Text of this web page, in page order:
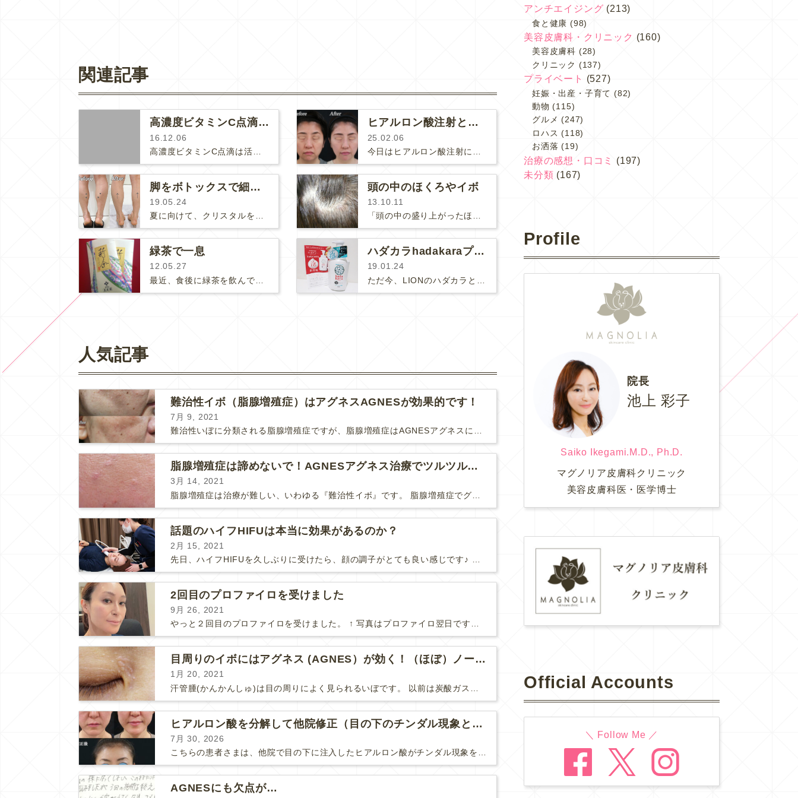
関連記事
高濃度ビタミンC点滴 ★ キャンペーン中！
16.12.06
ヒアルロン酸注射とお金の話
25.02.06
脚をボトックスで細くする
19.05.24
頭の中のほくろやイボ
13.10.11
緑茶で一息
12.05.27
ハダカラhadakaraプレゼント★水素風呂のこと
19.01.24
人気記事
難治性イボ（脂腺増殖症）はアグネスAGNESが効果的です！
7月 9, 2021
脂腺増殖症は諦めないで！AGNESアグネス治療でツルツル肌に！
3月 14, 2021
話題のハイフHIFUは本当に効果があるのか？
2月 15, 2021
2回目のプロファイロを受けました
9月 26, 2021
やっと２回目のプロファイロを受けました。 ↑ 写真はプロファイロ翌日です。 この距離の写真では凹凸は映らないですし、 実物も、首がよく見ると凹凸が残っている位で、 それも３日で...
目周りのイボにはアグネス (AGNES）が効く！（ほぼ）ノーダウンタイムのイボ治療
1月 20, 2021
ヒアルロン酸を分解して他院修正（目の下のチンダル現象とその補正）
7月 30, 2026
AGNESにも欠点が…
アンチエイジング (213)
食と健康 (98)
美容皮膚科・クリニック (160)
美容皮膚科 (28)
クリニック (137)
プライベート (527)
妊娠・出産・子育て (82)
動物 (115)
グルメ (247)
ロハス (118)
お洒落 (19)
治療の感想・口コミ
(197)
未分類 (167)
Profile
院長
池上 彩子
Saiko Ikegami.M.D., Ph.D.
マグノリア皮膚科クリニック
美容皮膚科医・医学博士
Official Accounts
＼ Follow Me ／